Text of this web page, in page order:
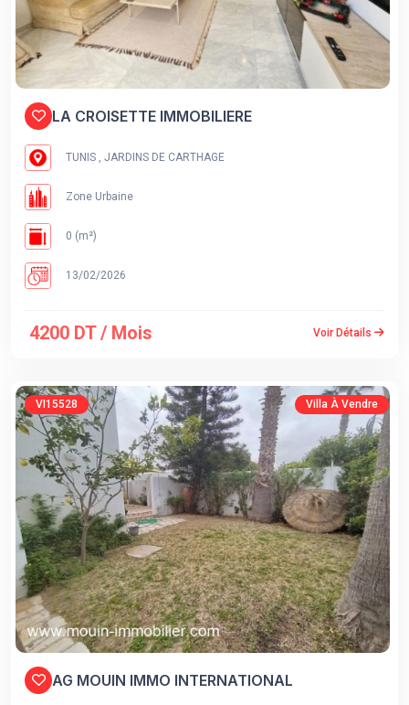
LA CROISETTE IMMOBILIERE
TUNIS , JARDINS DE CARTHAGE
Zone Urbaine
0 (m²)
13/02/2026
4200 DT / Mois Voir Détails
VI15528 Villa À Vendre
AG MOUIN IMMO INTERNATIONAL